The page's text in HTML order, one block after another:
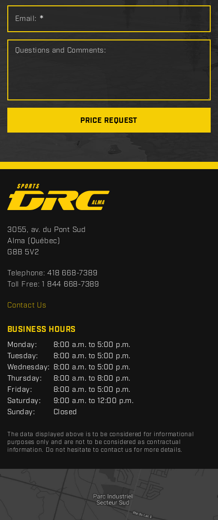
Email: *
Questions and Comments:
PRICE REQUEST
o
n
t
a
c
t
S
p
o
t
s
R
3055, av. du Pont Sud
Alma (Québec)
G8B 5V2
Telephone: 418 668-7389
Toll Free: 1 844 668-7389
Contact Us
BUSINESS HOURS
G
E
N
E
R
A
L
Monday:
8:00 a.m. to 5:00 p.m.
Tuesday:
8:00 a.m. to 5:00 p.m.
Wednesday: 8:00 a.m. to 5:00 p.m.
Thursday:
8:00 a.m. to 8:00 p.m.
Friday:
8:00 a.m. to 5:00 p.m.
Saturday:
9:00 a.m. to 12:00 p.m.
Sunday:
Closed
The data displayed above is to be considered for informational
purposes only and are not to be considered as contractual
information. Do not hesitate to contact us for more details.